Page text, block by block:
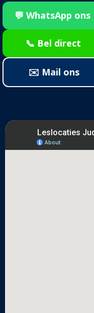
💬 WhatsApp ons
📞 Bel direct
✉️ Mail ons